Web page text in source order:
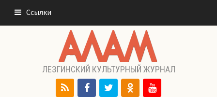
содержимому
Ссылки
ЛЕЗГИНСКИЙ КУЛЬТУРНЫЙ ЖУРНАЛ